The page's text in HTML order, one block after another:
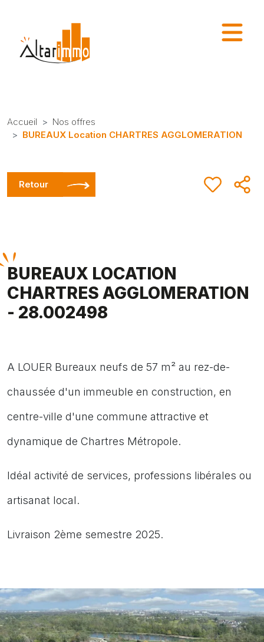
Accueil
Nos offres
BUREAUX Location CHARTRES AGGLOMERATION
Retour
BUREAUX LOCATION
CHARTRES AGGLOMERATION
- 28.002498
A LOUER Bureaux neufs de 57 m² au rez-de-
chaussée d'un immeuble en construction, en
centre-ville d'une commune attractive et
dynamique de Chartres Métropole.
Idéal activité de services, professions libérales ou
artisanat local.
Livraison 2ème semestre 2025.